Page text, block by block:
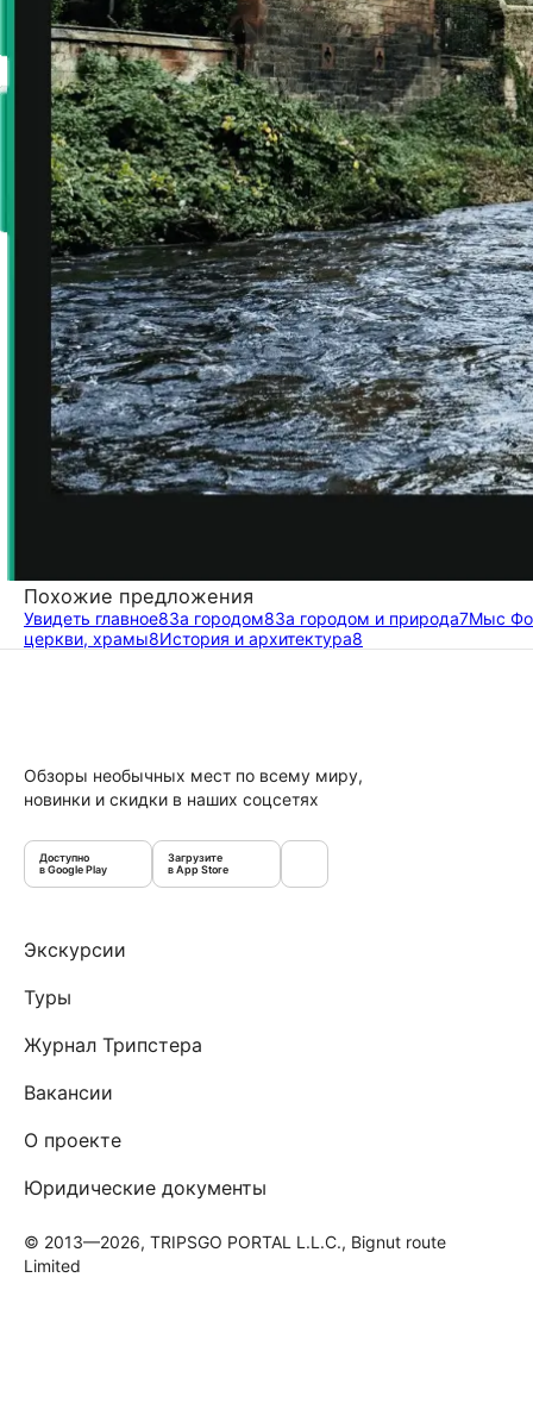
Похожие предложения
Увидеть главное8За городом8За городом и природа7Мыс
церкви, храмы8История и архитектура8
Обзоры необычных мест по всему миру,
новинки и скидки в наших соцсетях
Доступно
в Google Play
Загрузите
в App Store
Экскурсии
Туры
Журнал Трипстера
Вакансии
О проекте
Юридические документы
© 2013—2026, TRIPSGO PORTAL L.L.C., Bignut route
Limited